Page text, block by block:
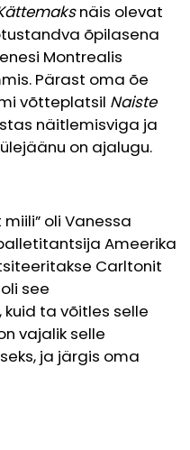
näis olevat
õpilasena
Montrealis
Pärast oma õe
võtteplatsil Naiste
näitlemisviga ja
on ajalugu.
oli Vanessa
Ameerika
Carltonit
see
ta võitles selle
vajalik selle
ja järgis oma